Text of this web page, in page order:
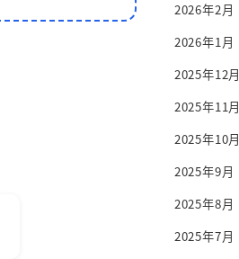
2026年2月
2026年1月
2025年12月
2025年11月
2025年10月
2025年9月
2025年8月
2025年7月